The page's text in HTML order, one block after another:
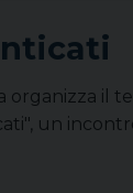
organizza
un